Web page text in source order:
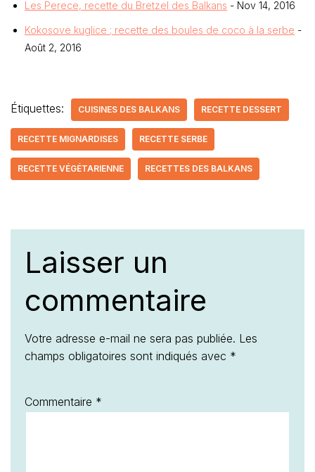
Les Perece, recette du Bretzel des Balkans - Nov 14, 2016
Kokosove kuglice ; recette des boules de coco à la serbe -
Août 2, 2016
Étiquettes: CUISINES DES BALKANS RECETTE DESSERT
RECETTE MIGNARDISES RECETTE SERBE
RECETTE VÉGÉTARIENNE RECETTES DES BALKANS
Laisser un
commentaire
Votre adresse e-mail ne sera pas publiée. Les
champs obligatoires sont indiqués avec *
Commentaire *